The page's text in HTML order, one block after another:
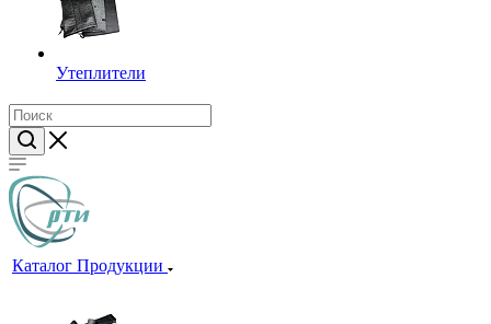
Утеплители
Каталог Продукции